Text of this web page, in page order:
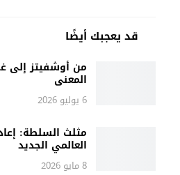
قد يعجبك أيضًا
من أوشفيتز إلى
المعنى
6 يوليو 2026
مثلث السلطة:
العالمي الجديد
8 مايو 2026